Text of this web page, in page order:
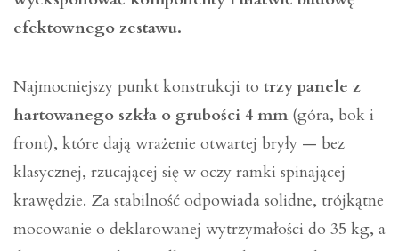
efektownego zestawu.
Najmocniejszy punkt konstrukcji to trzy panele z
hartowanego szkła o grubości 4 mm(góra, bok i
front), które dają wrażenie otwartej bryły — bez
klasycznej, rzucającej się w oczy ramki spinającej
krawędzie. Za stabilność odpowiada solidne, trójkątne
mocowanie o deklarowanej wytrzymałości do 35 kg, a